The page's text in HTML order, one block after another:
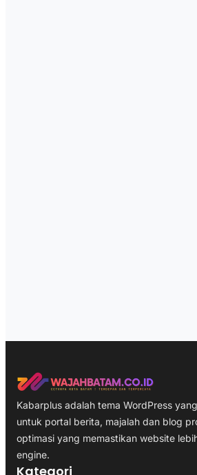
Kabarplus adalah tema WordPress
untuk portal berita, majalah dan blog
optimasi yang memastikan website
engine.
Kategori